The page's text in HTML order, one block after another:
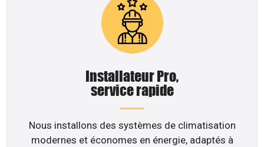
Installateur Pro,
service rapide
Nous installons des systèmes de climatisation
modernes et économes en énergie, adaptés à